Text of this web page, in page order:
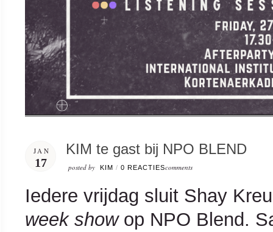
JAN
17
KIM te gast bij NPO BLEND
posted by KIM / 0 REACTIEScomments
Iedere vrijdag sluit Shay
week showop NPO Blend.